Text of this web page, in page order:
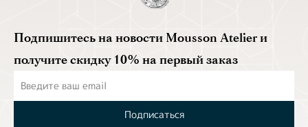
Подпишитесь на новости Mousson Atelier и
получите скидку 10% на первый заказ
Подписаться